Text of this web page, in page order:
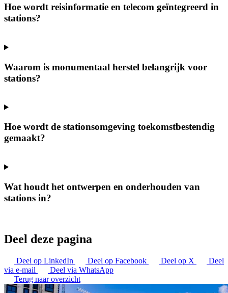
Hoe wordt reisinformatie en telecom geïntegreerd in
stations?
Waarom is monumentaal herstel belangrijk voor
stations?
Hoe wordt de stationsomgeving toekomstbestendig
gemaakt?
Wat houdt het ontwerpen en onderhouden van
stations in?
Deel deze pagina
Deel op LinkedIn Deel op Facebook Deel op X
Deel
via e-mail
Deel via WhatsApp
Terug naar overzicht